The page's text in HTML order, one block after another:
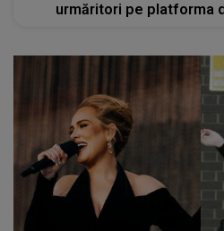
urmăritori pe platforma